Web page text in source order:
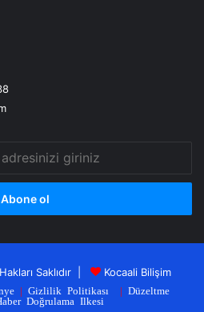
Saklıdır | Kocaali Bilişim
| Gizlilik Politikası | Düzeltme
Doğrulama Ilkesi